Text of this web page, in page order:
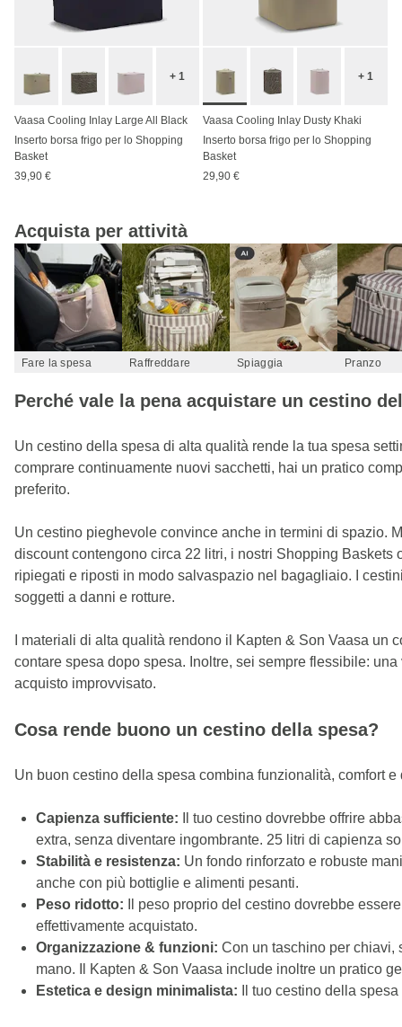
+ 1
Vaasa Cooling Inlay Large All Black
Inserto borsa frigo per lo Shopping
Basket
39,90 €
+ 1
Vaasa Cooling Inlay Dusty Khaki
Inserto borsa frigo per lo Shopping
Basket
29,90 €
Acquista per attività
Fare la spesa Raffreddare Spiaggia Pranzo
Perché vale la pena acquistare un cestino
Un cestino della spesa di alta qualità rende la tua spesa
comprare continuamente nuovi sacchetti, hai un pratico
preferito.
Un cestino pieghevole convince anche in termini di spazio.
discount contengono circa 22 litri, i nostri Shopping
ripiegati e riposti in modo salvaspazio nel bagagliaio. I
soggetti a danni e rotture.
I materiali di alta qualità rendono il Kapten & Son Vaasa
contare spesa dopo spesa. Inoltre, sei sempre flessibile:
acquisto improvvisato.
Cosa rende buono un cestino della spesa?
Un buon cestino della spesa combina funzionalità, comfort e
Capienza sufficiente: Il tuo cestino dovrebbe offrire
extra, senza diventare ingombrante. 25 litri di capienza
Stabilità e resistenza: Un fondo rinforzato e robuste
anche con più bottiglie e alimenti pesanti.
Peso ridotto: Il peso proprio del cestino dovrebbe
effettivamente acquistato.
Organizzazione & funzioni: Con un taschino per chiavi,
mano. Il Kapten & Son Vaasa include inoltre un pratico
Estetica e design minimalista: Il tuo cestino della